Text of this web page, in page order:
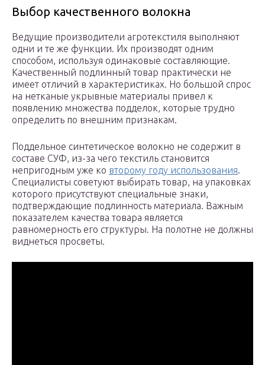
Выбор качественного волокна
Ведущие производители агротекстиля выполняют
одни и те же функции. Их производят одним
способом, используя одинаковые составляющие.
Качественный подлинный товар практически не
имеет отличий в характеристиках. Но большой спрос
на нетканые укрывные материалы привел к
появлению множества подделок, которые трудно
определить по внешним признакам.
Поддельное синтетическое волокно не содержит в
составе СУФ, из-за чего текстиль становится
непригодным уже ко второму году использования.
Специалисты советуют выбирать товар, на упаковках
которого присутствуют специальные знаки,
подтверждающие подлинность материала. Важным
показателем качества товара является
равномерность его структуры. На полотне не должны
виднеться просветы.